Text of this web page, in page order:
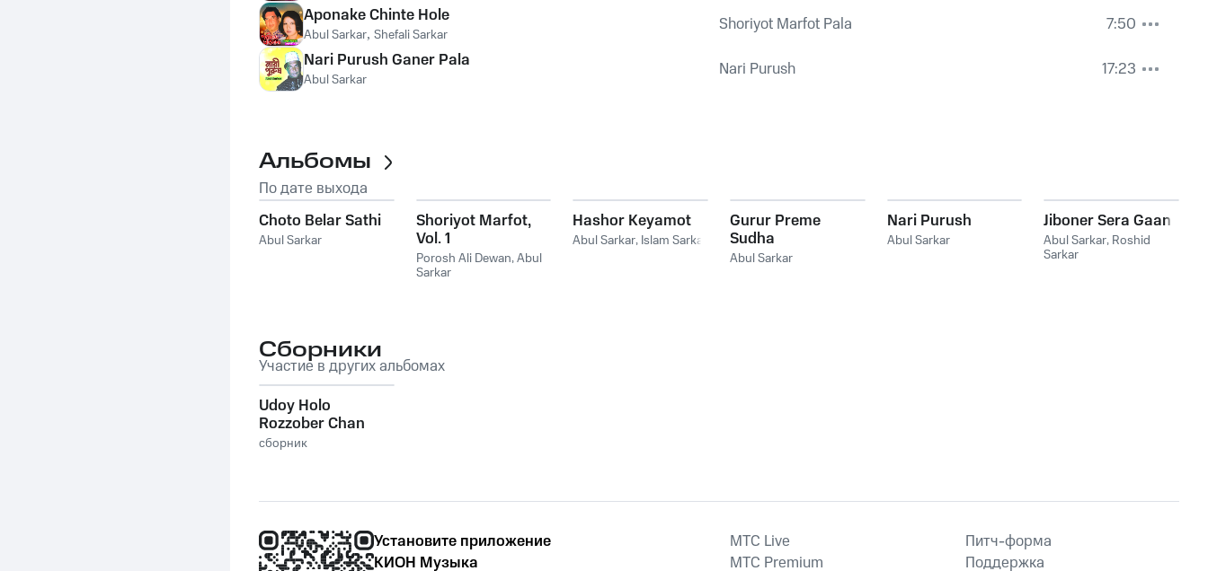
Aponake Chinte Hole
Abul Sarkar, Shefali Sarkar Shoriyot Marfot Pala
7:50
Nari Purush Ganer Pala
Abul Sarkar Nari Purush 17:23
Альбомы
По дате выхода
Choto Belar Sathi
Abul Sarkar
Shoriyot Marfot,
Vol. 1
Porosh Ali Dewan,Abul
Sarkar
Hashor Keyamot
Abul Sarkar, Islam Sarkar
Gurur Preme
Sudha
Abul Sarkar
Nari Purush
Abul Sarkar
Jiboner Sera Gaan
Abul Sarkar, Roshid
Sarkar
Сборники
Участие в других альбомах
Udoy Holo
Rozzober Chan
сборник
Установите приложение
КИОН Музыка
MTС Live
MTС Premium
Питч-форма
Поддержка